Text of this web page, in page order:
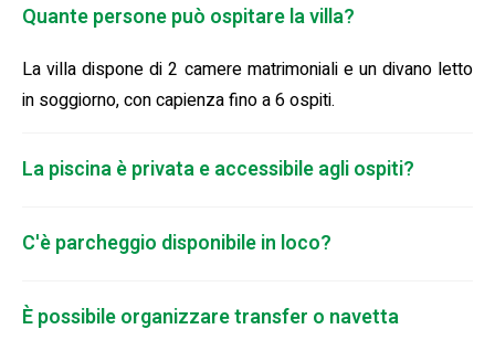
Quante persone può ospitare la villa?
La villa dispone di 2 camere matrimoniali e un divano letto
in soggiorno, con capienza fino a 6 ospiti.
La piscina è privata e accessibile agli ospiti?
C'è parcheggio disponibile in loco?
È possibile organizzare transfer o navetta